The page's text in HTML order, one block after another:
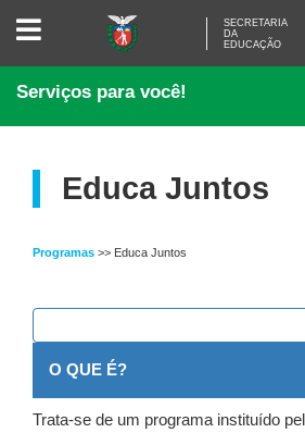
SECRETARIA
EDUCAÇÃO
SECRETARIA
DA
EDUCAÇÃO
Serviços para você!
Educa Juntos
Programas >> Educa Juntos
O QUE É?
Trata-se de um programa instituído